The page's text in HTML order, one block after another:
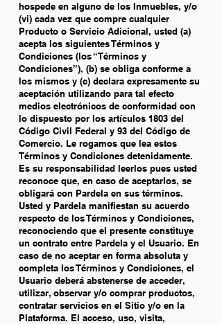
hospede en alguno de los Inmuebles, y/o
(vi) cada vez que compre cualquier
Producto o Servicio Adicional, usted (a)
acepta los siguientes Términos y
Condiciones (los “Términos y
Condiciones”), (b) se obliga conforme a
los mismos y (c) declara expresamente su
aceptación utilizando para tal efecto
medios electrónicos de conformidad con
lo dispuesto por los artículos 1803 del
Código Civil Federal y 93 del Código de
Comercio. Le rogamos que lea estos
Términos y Condiciones detenidamente.
Es su responsabilidad leerlos pues usted
reconoce que, en caso de aceptarlos, se
obligará con Pardela en sus términos.
Usted y Pardela manifiestan su acuerdo
respecto de los Términos y Condiciones,
reconociendo que el presente constituye
un contrato entre Pardela y el Usuario. En
caso de no aceptar en forma absoluta y
completa los Términos y Condiciones, el
Usuario deberá abstenerse de acceder,
utilizar, observar y/o comprar productos,
contratar servicios en el Sitio y/o en la
Plataforma. El acceso, uso, visita,